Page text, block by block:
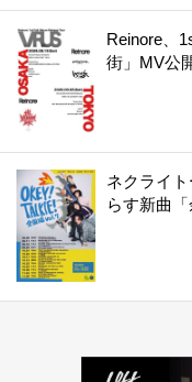
Reinore、
街」MV公
ネクライ
らす新曲